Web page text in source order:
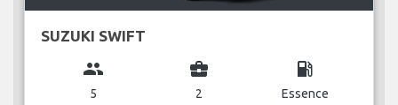
SUZUKI SWIFT
group
5
business_center
2
local_gas_station
Essence